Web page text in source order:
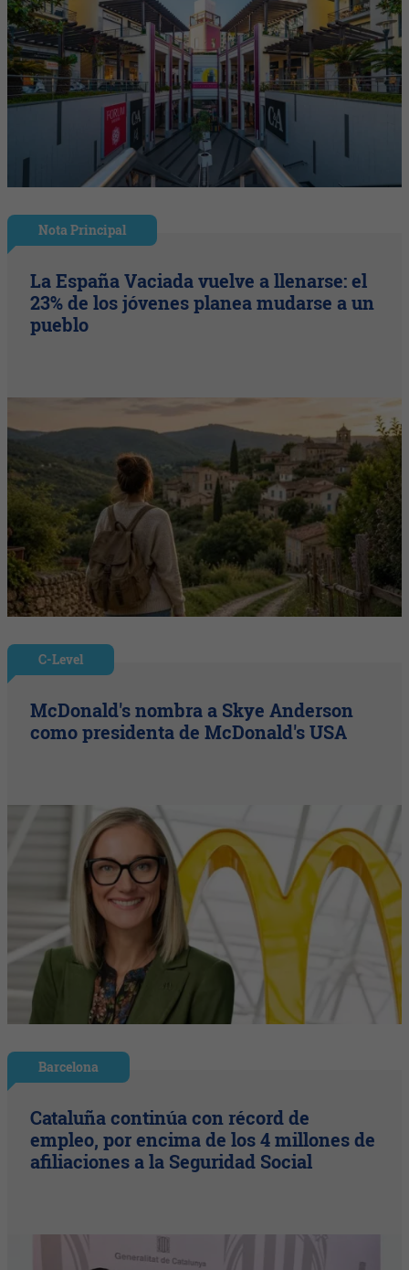
Nota Principal
La España Vaciada vuelve a llenarse: el
23% de los jóvenes planea mudarse a un
pueblo
C-Level
McDonald's nombra a Skye Anderson
como presidenta de McDonald's USA
Barcelona
Cataluña continúa con récord de
empleo, por encima de los 4 millones de
afiliaciones a la Seguridad Social